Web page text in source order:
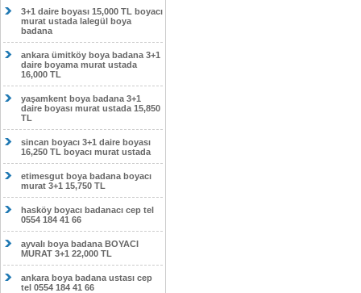
3+1 daire boyası 15,000 TL boyacı
murat ustada lalegül boya
badana
ankara ümitköy boya badana 3+1
daire boyama murat ustada
16,000 TL
yaşamkent boya badana 3+1
daire boyası murat ustada 15,850
TL
sincan boyacı 3+1 daire boyası
16,250 TL boyacı murat ustada
etimesgut boya badana boyacı
murat 3+1 15,750 TL
hasköy boyacı badanacı cep tel
0554 184 41 66
ayvalı boya badana BOYACI
MURAT 3+1 22,000 TL
ankara boya badana ustası cep
tel 0554 184 41 66